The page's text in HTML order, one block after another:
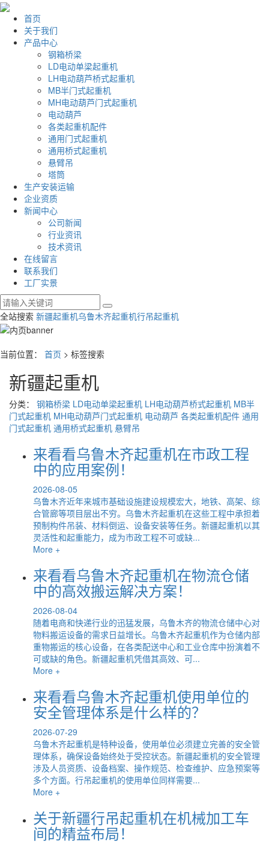
首页
关于我们
产品中心
钢箱桥梁
LD电动单梁起重机
LH电动葫芦桥式起重机
MB半门式起重机
MH电动葫芦门式起重机
电动葫芦
各类起重机配件
通用门式起重机
通用桥式起重机
悬臂吊
塔筒
生产安装运输
企业资质
新闻中心
公司新闻
行业资讯
技术资讯
在线留言
联系我们
工厂实景
全站搜索 新疆起重机乌鲁木齐起重机行吊起重机
当前位置： 首页 > 标签搜索
新疆起重机
分类： 钢箱桥梁 LD电动单梁起重机 LH电动葫芦桥式起重机 MB半
门式起重机 MH电动葫芦门式起重机 电动葫芦 各类起重机配件 通用
门式起重机 通用桥式起重机 悬臂吊
来看看乌鲁木齐起重机在市政工程
中的应用案例！
2026-08-05
乌鲁木齐近年来城市基础设施建设规模宏大，地铁、高架、综
合管廊等项目层出不穷。乌鲁木齐起重机在这些工程中承担着
预制构件吊装、材料倒运、设备安装等任务。新疆起重机以其
灵活性和起重能力，成为市政工程不可或缺...
More +
来看看乌鲁木齐起重机在物流仓储
中的高效搬运解决方案！
2026-08-04
随着电商和快递行业的迅猛发展，乌鲁木齐的物流仓储中心对
物料搬运设备的需求日益增长。乌鲁木齐起重机作为仓储内部
重物搬运的核心设备，在各类配送中心和工业仓库中扮演着不
可或缺的角色。新疆起重机凭借其高效、可...
More +
来看看乌鲁木齐起重机使用单位的
安全管理体系是什么样的？
2026-07-29
乌鲁木齐起重机是特种设备，使用单位必须建立完善的安全管
理体系，确保设备始终处于受控状态。新疆起重机的安全管理
涉及人员资质、设备档案、操作规范、检查维护、应急预案等
多个方面。行吊起重机的使用单位同样需要...
More +
关于新疆行吊起重机在机械加工车
间的精益布局！